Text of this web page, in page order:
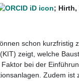
; Hirth,
schon kurzfristig
zeigt, welche
bei der
Zudem ist